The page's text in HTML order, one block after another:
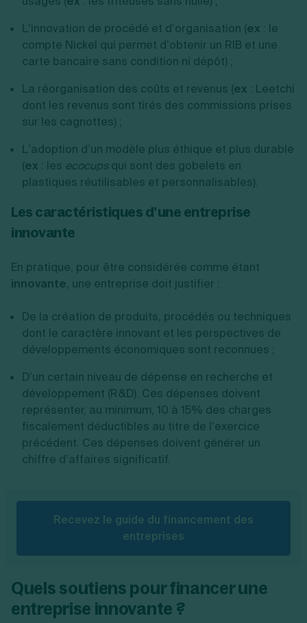
L’innovation de procédé et d’organisation (ex : le
compte Nickel qui permet d’obtenir un RIB et une
carte bancaire sans condition ni dépôt) ;
La réorganisation des coûts et revenus (ex : Leetchi
dont les revenus sont tirés des commissions prises
sur les cagnottes) ;
L’adoption d’un modèle plus éthique et plus durable
(ex : les ecocupsqui sont des gobelets en
plastiques réutilisables et personnalisables).
Les caractéristiques d’une entreprise
innovante
En pratique, pour être considérée comme étant
innovante, une entreprise doit justifier :
De la création de produits, procédés ou techniques
dont le caractère innovant et les perspectives de
développements économiques sont reconnues ;
D’un certain niveau de dépense en recherche et
développement (R&D). Ces dépenses doivent
représenter, au minimum, 10 à 15% des charges
fiscalement déductibles au titre de l’exercice
précédent. Ces dépenses doivent générer un
chiffre d’affaires significatif.
Recevez le guide du financement des
entreprises
Quels soutiens pour financer une
entreprise innovante ?